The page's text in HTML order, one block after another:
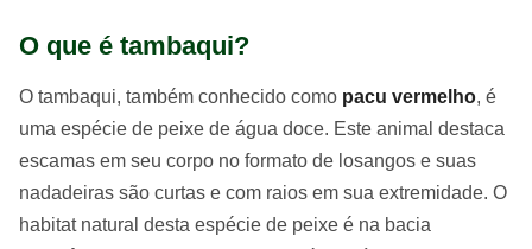
O que é tambaqui?
O tambaqui, também conhecido como pacu vermelho, é
uma espécie de peixe de água doce. Este animal destaca
escamas em seu corpo no formato de losangos e suas
nadadeiras são curtas e com raios em sua extremidade. O
habitat natural desta espécie de peixe é na bacia